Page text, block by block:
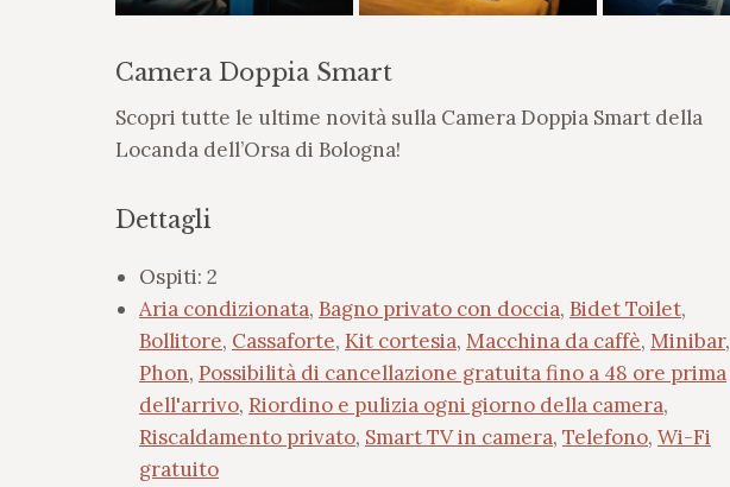
Camera Doppia Smart
Scopri tutte le ultime novità sulla Camera Doppia Smart della
Locanda dell’Orsa di Bologna!
Dettagli
Ospiti: 2
Aria condizionata, Bagno privato con doccia, Bidet Toilet,
Bollitore, Cassaforte, Kit cortesia, Macchina da caffè, Minibar,
Phon, Possibilità di cancellazione gratuita fino a 48 ore prima
dell'arrivo, Riordino e pulizia ogni giorno della camera,
Riscaldamento privato, Smart TV in camera, Telefono, Wi-Fi
gratuito